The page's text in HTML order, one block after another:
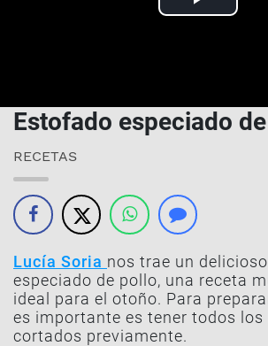
Play
Estofado especiado
RECETAS
Lucía Soria nos trae un
especiado de pollo, una receta
ideal para el otoño. Para
es importante es tener todos los
cortados previamente.